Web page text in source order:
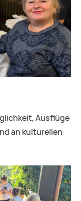
Ausflüge
an kulturellen